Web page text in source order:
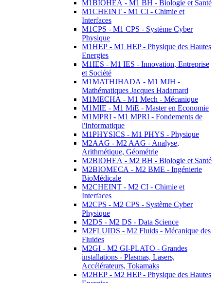
M1BIOHEA - M1 BH - Biologie et Santé
M1CHEINT - M1 CI - Chimie et
Interfaces
M1CPS - M1 CPS - Système Cyber
Physique
M1HEP - M1 HEP - Physique des Hautes
Energies
M1IES - M1 IES - Innovation, Entreprise
et Société
M1MATHJHADA - M1 MJH -
Mathématiques Jacques Hadamard
M1MECHA - M1 Mech - Mécanique
M1MIE - M1 MiE - Master en Economie
M1MPRI - M1 MPRI - Fondements de
l'Informatique
M1PHYSICS - M1 PHYS - Physique
M2AAG - M2 AAG - Analyse,
Arithmétique, Géométrie
M2BIOHEA - M2 BH - Biologie et Santé
M2BIOMECA - M2 BME - Ingénierie
BioMédicale
M2CHEINT - M2 CI - Chimie et
Interfaces
M2CPS - M2 CPS - Système Cyber
Physique
M2DS - M2 DS - Data Science
M2FLUIDS - M2 Fluids - Mécanique des
Fluides
M2GI - M2 GI-PLATO - Grandes
installations - Plasmas, Lasers,
Accélérateurs, Tokamaks
M2HEP - M2 HEP - Physique des Hautes